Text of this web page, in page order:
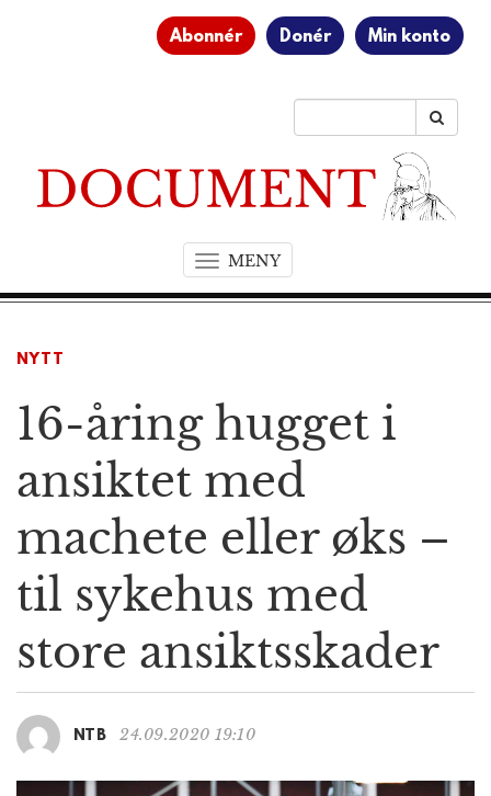
Abonnér Donér Min konto
MENYT
o
a
v
i
a
t
o
NYTT
16-åring hugget i
ansiktet med
machete eller øks –
til sykehus med
store ansiktsskader
NTB 24.09.2020 19:10